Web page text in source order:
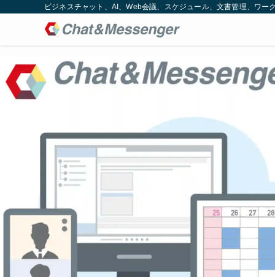
ビジネスチャット、AI、Web会議、スケジュール、文書管理、ワ